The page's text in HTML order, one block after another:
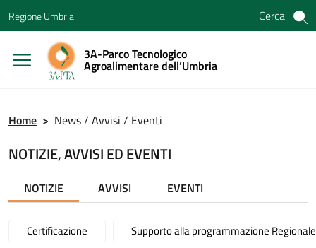
Vai al menu di navigazione
Vai al footer
Regione Umbria Cerca
3A-Parco Tecnologico
Agroalimentare dell’Umbria
Home > News / Avvisi / Eventi
NOTIZIE, AVVISI ED EVENTI
NOTIZIE AVVISI EVENTI
Certificazione Supporto alla programmazione Regionale